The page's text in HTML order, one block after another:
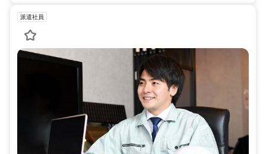
派遣社員